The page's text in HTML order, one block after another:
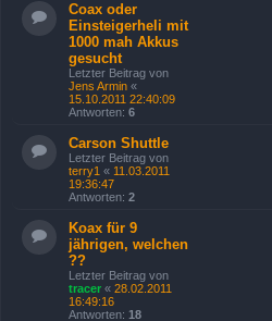
Coax oder
Einsteigerheli mit
1000 mah Akkus
gesucht
Letzter Beitrag von
Jens Armin «
15.10.2011 22:40:09
Antworten: 6
Carson Shuttle
Letzter Beitrag von
terry1 « 11.03.2011
19:36:47
Antworten: 2
Koax für 9
jährigen, welchen
??
Letzter Beitrag von
tracer « 28.02.2011
16:49:16
Antworten: 18